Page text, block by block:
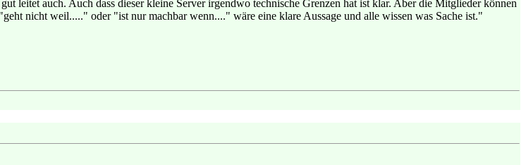
leitet auch. Auch dass dieser kleine Server irgendwo technische Grenzen hat ist klar. Aber die Mitglieder können
nicht weil....." oder "ist nur machbar wenn...." wäre eine klare Aussage und alle wissen was Sache ist."